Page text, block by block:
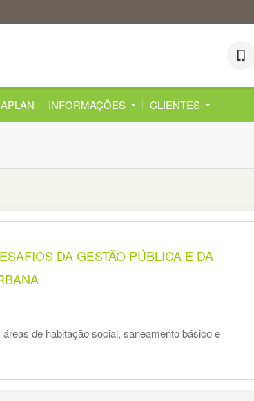
INFORMAÇÕES CLIENTES
DA GESTÃO PÚBLICA E DA
de habitação social, saneamento básico e